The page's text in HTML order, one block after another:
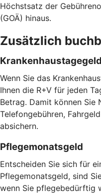
Höchstsatz der
(GOÄ) hinaus.
Zusätzlich
Krankenhaustagegeld
Wenn Sie das
Ihnen die R+V für jeden
Betrag. Damit können Sie
Telefongebühren,
absichern.
Pflegemonatsgeld
Entscheiden Sie sich für
Pflegemonatsgeld, sind
wenn Sie pflegebedürftig